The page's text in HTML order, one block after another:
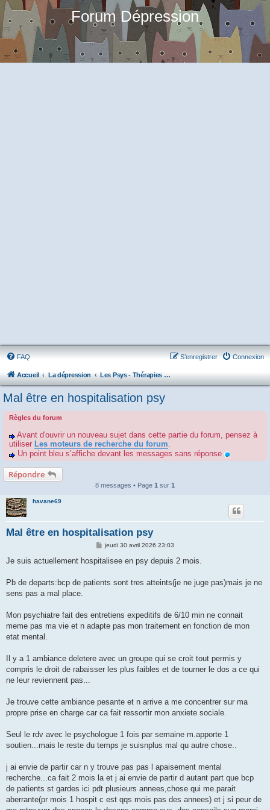
Forum Dépression
FAQ Connexion
S’enregistrer
Accueil La dépression Les Psys - Thérapies - Cliniques - Hôpitaux - Associations
Mal être en hospitalisation psy
Règles du forum
Avant d'ouvrir un nouveau sujet dans cette partie du forum, pensez à
utiliser Les moteurs de recherche du forum.
Un point bleu s’affiche devant les messages sans réponse
Répondre
8 messages • Page 1 sur 1
havane69
Mal être en hospitalisation psy
M
s
g
jeudi 30 avril 2026 23:03
Je suis actuellement hospitalisee en psy depuis 2 mois.
Pb de departs:bcp de patients sont tres atteints(je ne juge pas)mais je ne
sens pas a mal place.
Mon psychiatre fait des entretiens expeditifs de 6/10 min ne connait
meme pas ma vie et n adapte pas mon traitement en fonction de mon
etat mental.
Il y a 1 ambiance deletere avec un groupe qui se croit tout permis y
compris le droit de rabaisser les plus faibles et de tourner le dos a ce qui
ne leur reviennent pas...
Je trouve cette ambiance pesante et n arrive a me concentrer sur ma
propre prise en charge car ca fait ressortir mon anxiete sociale.
Seul le rdv avec le psychologue 1 fois par semaine m.apporte 1
soutien...mais le reste du temps je suisnplus mal qu autre chose..
j ai envie de partir car n y trouve pas pas l apaisement mental
recherche...ca fait 2 mois la et j ai envie de partir d autant part que bcp
de patients st gardes ici pdt plusieurs annees,chose qui me.parait
aberrante(pr mois 1 hospit c est qqs mois pas des annees) et j si peur de